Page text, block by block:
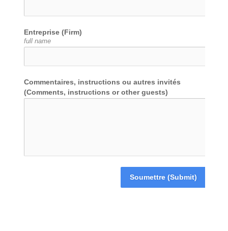
Entreprise (Firm)
full name
Commentaires, instructions ou autres invités
(Comments, instructions or other guests)
Soumettre (Submit)